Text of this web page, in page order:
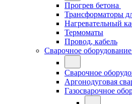
Прогрев бетона
Трансформаторы
Нагревательный
Термоматы
Провод, кабель
Сварочное оборудование
Сварочное
Аргонодуговая
Газосварочное